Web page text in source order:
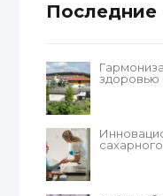
Последние
здоровью